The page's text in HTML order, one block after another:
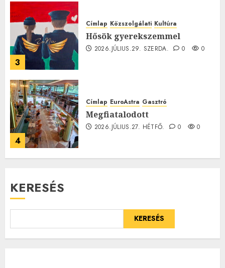
3
Címlap Közszolgálati Kultúra
Hősök gyerekszemmel
2026.JÚLIUS.29. SZERDA. 0 0
4
Címlap EuroAstra Gasztró
Megfiatalodott
2026.JÚLIUS.27. HÉTFŐ. 0 0
KERESÉS
KERESÉS